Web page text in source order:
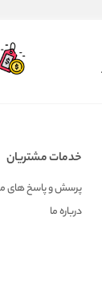
خدمات مشتریان
پرسش و پاسخ های
درباره ما